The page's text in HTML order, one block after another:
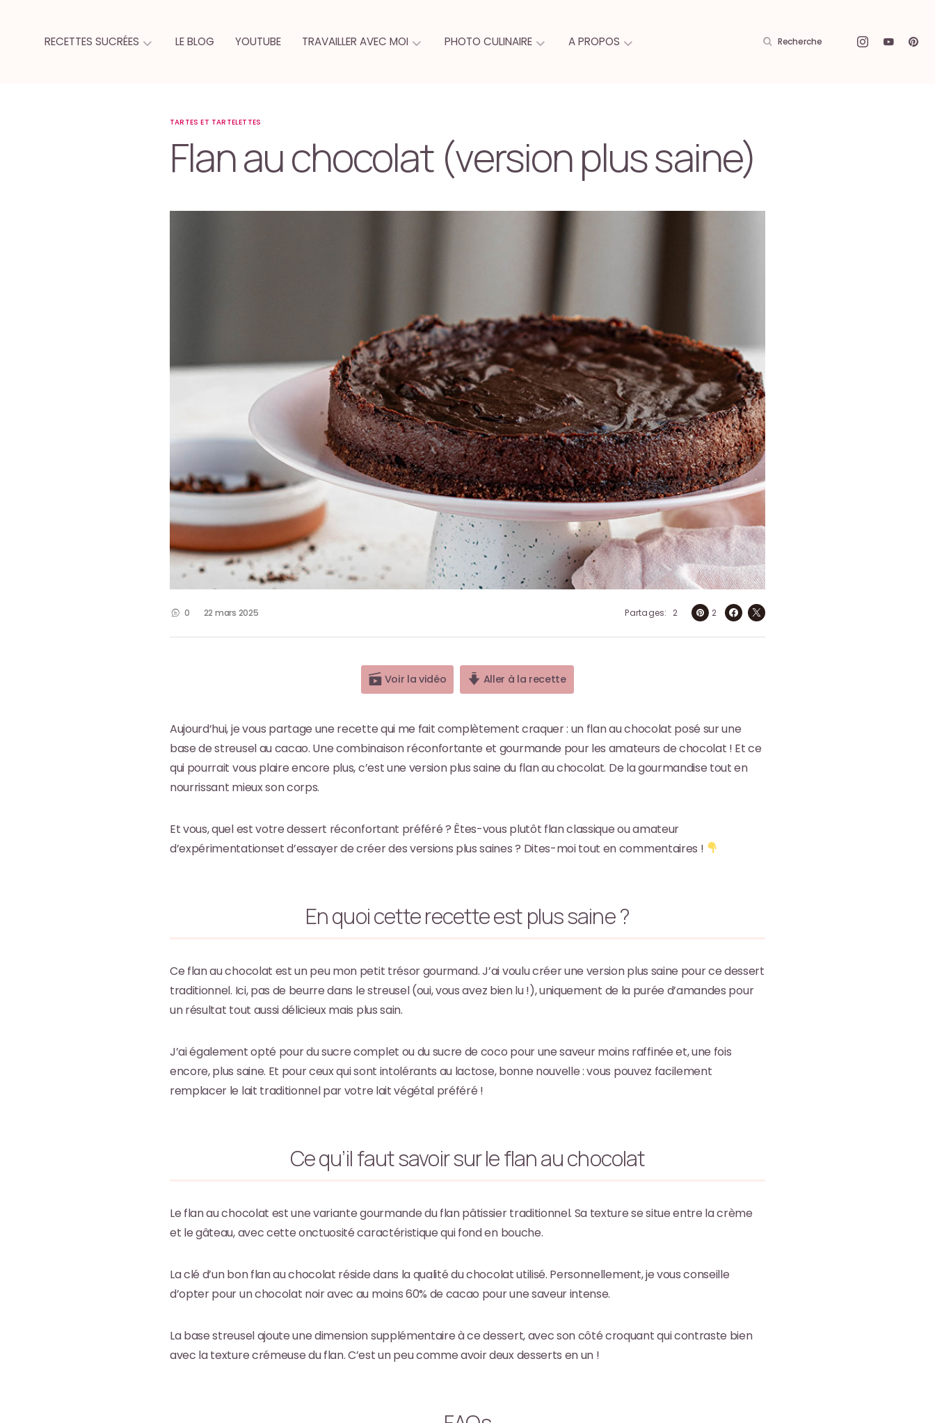
RECETTES SUCRÉES LE BLOG YOUTUBE TRAVAILLER AVEC MOI PHOTO CULINAIRE A PROPOS Recherche
TARTES ET TARTELETTES
Flan au chocolat (version plus saine)
0 22 mars 2025 2
Partages 2
Voir la vidéo Aller à la recette
Aujourd’hui, je vous partage une recette qui me fait complètement craquer : un flan au chocolat posé sur une
base de streusel au cacao. Une combinaison réconfortante et gourmande pour les amateurs de chocolat ! Et ce
qui pourrait vous plaire encore plus, c’est une version plus saine du flan au chocolat. De la gourmandise tout en
nourrissant mieux son corps.
Et vous, quel est votre dessert réconfortant préféré ? Êtes-vous plutôt flan classique ou amateur
d’expérimentationset d’essayer de créer des versions plus saines ? Dites-moi tout en commentaires !
En quoi cette recette est plus saine ?
Ce flan au chocolat est un peu mon petit trésor gourmand. J’ai voulu créer une version plus saine pour ce dessert
traditionnel. Ici, pas de beurre dans le streusel (oui, vous avez bien lu !), uniquement de la purée d’amandes pour
un résultat tout aussi délicieux mais plus sain.
J’ai également opté pour du sucre complet ou du sucre de coco pour une saveur moins raffinée et, une fois
encore, plus saine. Et pour ceux qui sont intolérants au lactose, bonne nouvelle : vous pouvez facilement
remplacer le lait traditionnel par votre lait végétal préféré !
Ce qu’il faut savoir sur le flan au chocolat
Le flan au chocolat est une variante gourmande du flan pâtissier traditionnel. Sa texture se situe entre la crème
et le gâteau, avec cette onctuosité caractéristique qui fond en bouche.
La clé d’un bon flan au chocolat réside dans la qualité du chocolat utilisé. Personnellement, je vous conseille
d’opter pour un chocolat noir avec au moins 60% de cacao pour une saveur intense.
La base streusel ajoute une dimension supplémentaire à ce dessert, avec son côté croquant qui contraste bien
avec la texture crémeuse du flan. C’est un peu comme avoir deux desserts en un !